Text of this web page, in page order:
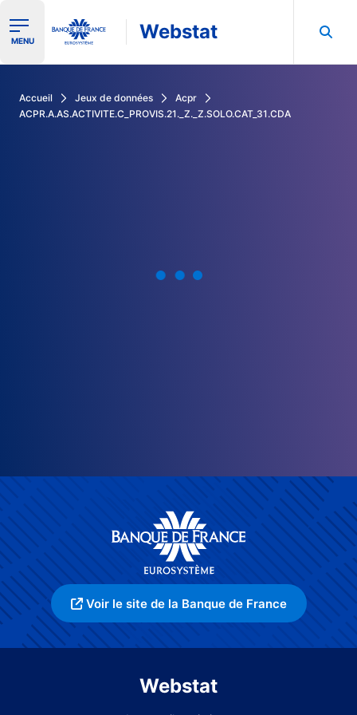
Ouvrir le menu de navigation
MENU Webstat
Accueil Jeux de données
Acpr
ACPR.A.AS.ACTIVITE.C_PROVIS.21._Z._Z.SOLO.CAT_31.CDA
Voir le site de la Banque de France
Webstat